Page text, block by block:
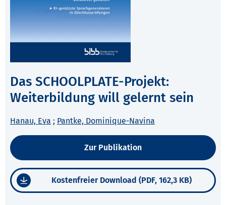
Das SCHOOLPLATE-Projekt:
Weiterbildung will gelernt sein
Hanau, Eva ; Pantke, Dominique-Navina
Zur Publikation
Kostenfreier Download (PDF, 162,3 KB)